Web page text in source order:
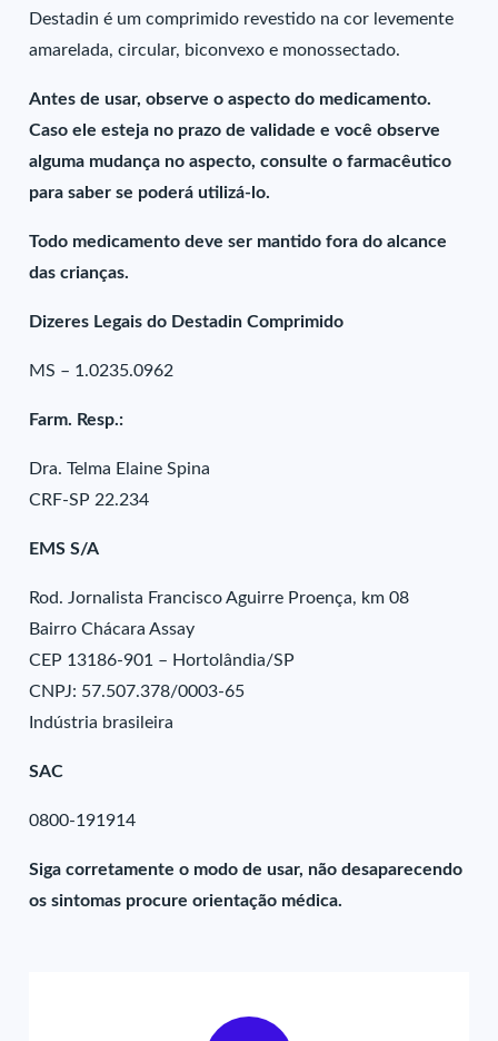
Destadin é um comprimido revestido na cor levemente
amarelada, circular, biconvexo e monossectado.
Antes de usar, observe o aspecto do medicamento.
Caso ele esteja no prazo de validade e você observe
alguma mudança no aspecto, consulte o farmacêutico
para saber se poderá utilizá-lo.
Todo medicamento deve ser mantido fora do alcance
das crianças.
Dizeres Legais do Destadin Comprimido
MS – 1.0235.0962
Farm. Resp.:
Dra. Telma Elaine Spina
CRF-SP 22.234
EMS S/A
Rod. Jornalista Francisco Aguirre Proença, km 08
Bairro Chácara Assay
CEP 13186-901 – Hortolândia/SP
CNPJ: 57.507.378/0003-65
Indústria brasileira
SAC
0800-191914
Siga corretamente o modo de usar, não desaparecendo
os sintomas procure orientação médica.